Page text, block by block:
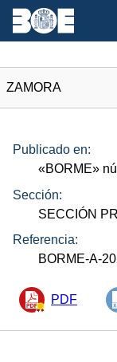
ZAMORA
Publicado en:
«BORME»
Sección:
SECCIÓN
Referencia:
BORME-A-
PDF